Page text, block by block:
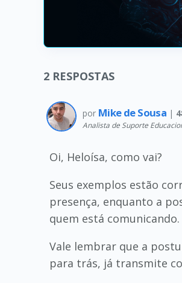
2 RESPOSTAS
por Mike de Sousa |
Analista de Suporte
Oi, Heloísa, como vai?
Seus exemplos estão
presença, enquanto a
quem está comunicando.
Vale lembrar que a
para trás, já transmite